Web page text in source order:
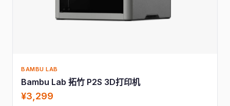
BAMBU LAB
Bambu Lab 拓竹 P2S 3D打印机
¥3,299